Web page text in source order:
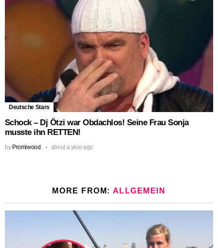
Deutsche Stars
Schock – Dj Ötzi war Obdachlos! Seine Frau Sonja
musste ihn RETTEN!
by Promiwood about a year ago
MORE FROM: ALLGEMEIN